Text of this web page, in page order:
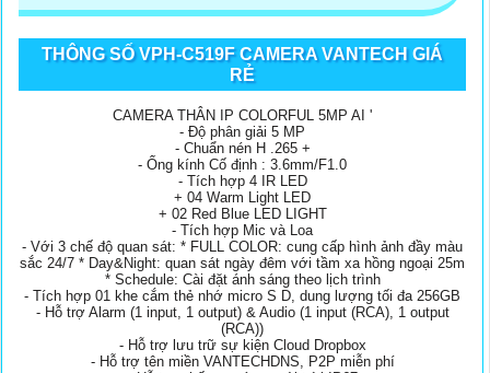
THÔNG SỐ VPH-C519F CAMERA VANTECH GIÁ
RẺ
CAMERA THÂN IP COLORFUL 5MP AI '
- Độ phân giải 5 MP
- Chuẩn nén H .265 +
- Ống kính Cố định : 3.6mm/F1.0
- Tích hợp 4 IR LED
+ 04 Warm Light LED
+ 02 Red Blue LED LIGHT
- Tích hợp Mic và Loa
- Với 3 chế độ quan sát: * FULL COLOR: cung cấp hình ảnh đầy màu
sắc 24/7 * Day&Night: quan sát ngày đêm với tầm xa hồng ngoại 25m
* Schedule: Cài đặt ánh sáng theo lịch trình
- Tích hợp 01 khe cắm thẻ nhớ micro S D, dung lượng tối đa 256GB
- Hỗ trợ Alarm (1 input, 1 output) & Audio (1 input (RCA), 1 output
(RCA))
- Hỗ trợ lưu trữ sự kiện Cloud Dropbox
- Hỗ trợ tên miền VANTECHDNS, P2P miễn phí